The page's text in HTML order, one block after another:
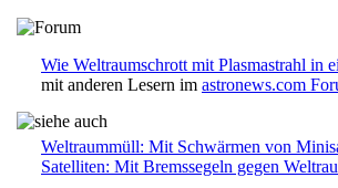
Wie Weltraumschrott mit Plasmastrahl in
mit anderen Lesern im astronews.com
Weltraummüll: Mit Schwärmen von
Satelliten: Mit Bremssegeln gegen